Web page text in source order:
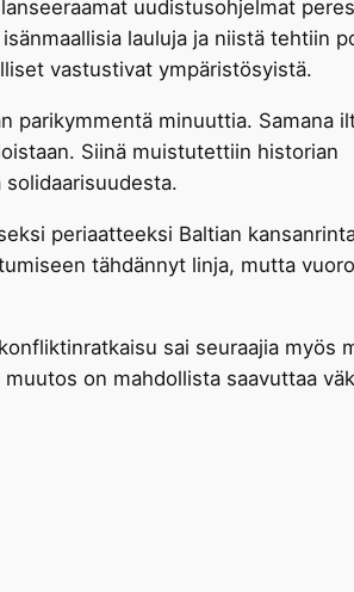
uudistusohjelmat
lauluja ja niistä tehtiin
vastustivat ympäristösyistä.
parikymmentä minuuttia. Samana
Siinä muistutettiin historian
periaatteeksi Baltian
tähdännyt linja, mutta
sai seuraajia myös
on mahdollista saavuttaa